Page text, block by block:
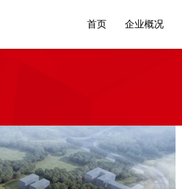
首页 企业概况